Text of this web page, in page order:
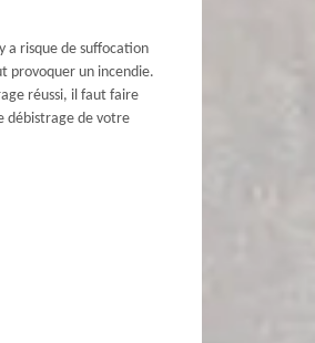
a risque de suffocation
provoquer un incendie.
réussi, il faut faire
débistrage de votre